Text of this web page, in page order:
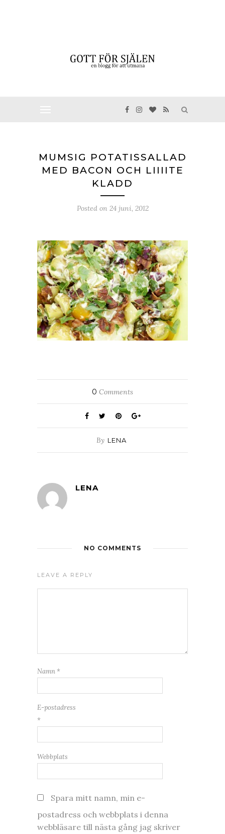
MUMSIG POTATISSALLAD
MED BACON OCH LIIIITE
KLADD
Posted on 24 juni, 2012
0 Comments
By LENA
LENA
NO COMMENTS
LEAVE A REPLY
Namn *
E-postadress
*
Webbplats
Spara mitt namn, min e-
postadress och webbplats i denna
webbläsare till nästa gång jag skriver